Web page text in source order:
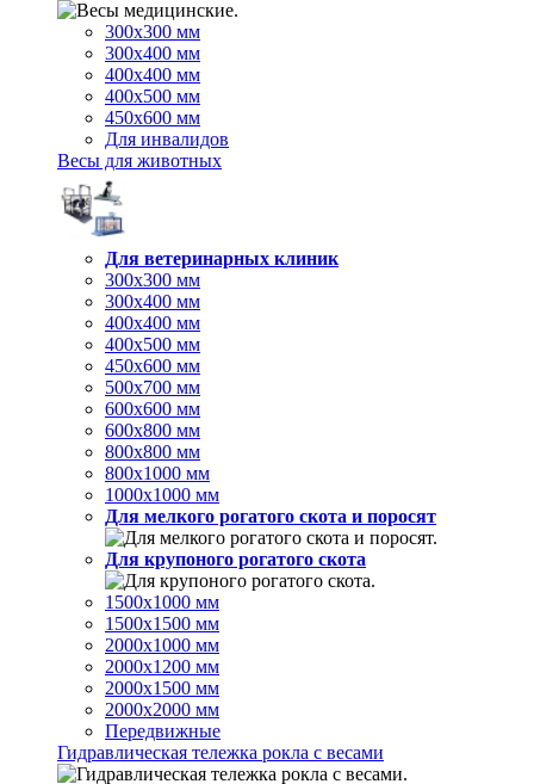
300х300 мм
300х400 мм
400х400 мм
400х500 мм
450х600 мм
Для инвалидов
Весы для животных
Для ветеринарных клиник
300х300 мм
300х400 мм
400х400 мм
400х500 мм
450х600 мм
500х700 мм
600х600 мм
600х800 мм
800х800 мм
800х1000 мм
1000х1000 мм
Для мелкого рогатого скота и поросят
Для крупоного рогатого скота
1500х1000 мм
1500х1500 мм
2000х1000 мм
2000х1200 мм
2000х1500 мм
2000х2000 мм
Передвижные
Гидравлическая тележка рокла с весами